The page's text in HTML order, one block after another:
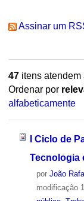
Assinar um
47itens atendem
Ordenar por
alfabeticamente
I Ciclo de
Tecnologia
por João
modificação